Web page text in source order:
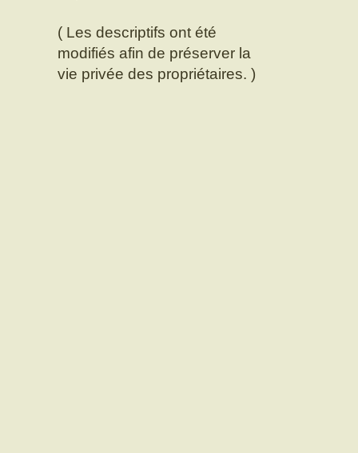
( Les descriptifs ont été
modifiés afin de préserver la
vie privée des propriétaires. )